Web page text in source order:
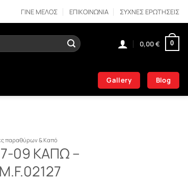
ΓΙΝΕ ΜΕΛΟΣ ΕΠΙΚΟΙΝΩΝΙΑ ΣΥΧΝΕΣ ΕΡΩΤΗΣΕΙΣ
0,00€ 0
Gallery Blog
παραθύρων & Καπό
09 ΚΑΠΩ –